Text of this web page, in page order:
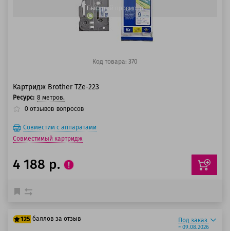
Быстрый просмотр
Код товара: 370
Картридж Brother TZe-223
Ресурс: 8 метров.
0 отзывов вопросов
Совместим с аппаратами
Совместимый картридж
4 188 р.
125 баллов за отзыв Под заказ
~ 09.08.2026